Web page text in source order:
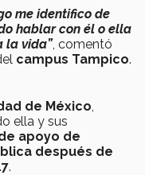
me identifico de
hablar con él o ella
la vida”, comentó
campus Tampico.
de México,
ella y sus
apoyo de
después de
.